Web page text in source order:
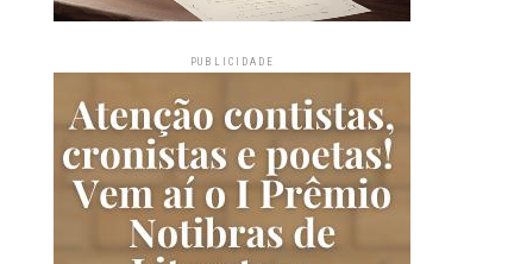
PUBLICIDADE